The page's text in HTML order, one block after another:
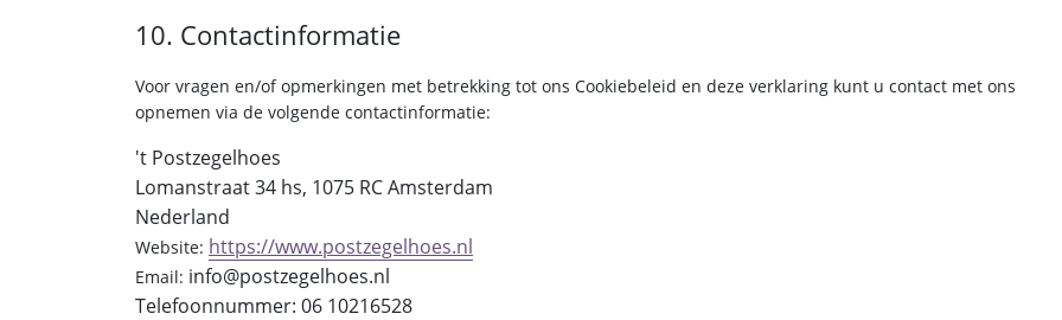
10. Contactinformatie
Voor vragen en/of opmerkingen met betrekking tot ons Cookiebeleid en deze verklaring kunt u contact met ons
opnemen via de volgende contactinformatie:
't Postzegelhoes
Lomanstraat 34 hs, 1075 RC Amsterdam
Nederland
Website: https://www.postzegelhoes.nl
Email: info@postzegelhoes.nl
Telefoonnummer: 06 10216528